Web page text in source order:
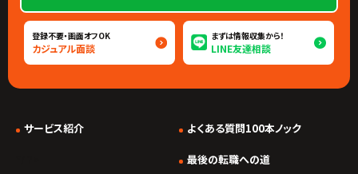
登録不要・画面オフOK
カジュアル面談
まずは情報収集から！
LINE友達相談
サービス紹介 よくある質問100本ノック
最後の転職への道